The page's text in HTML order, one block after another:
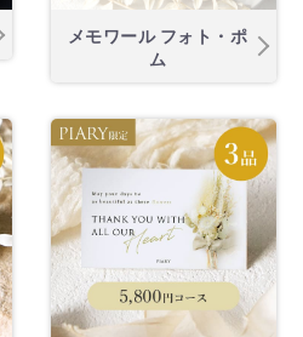
メモワール フォト・ポ
ム